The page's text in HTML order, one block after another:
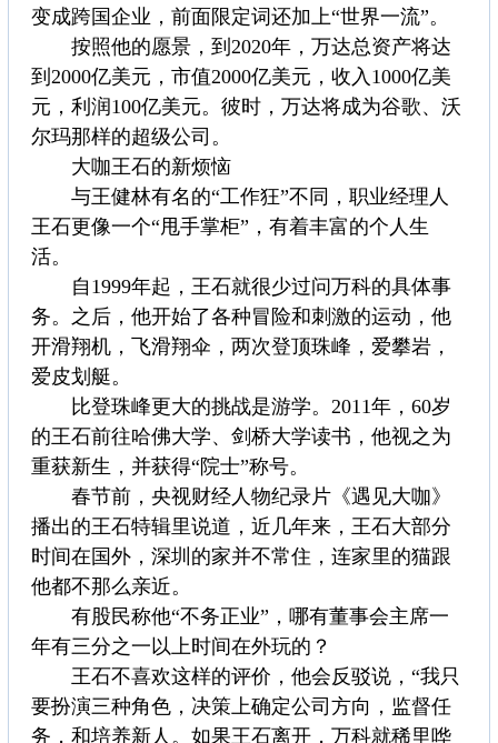
变成跨国企业，前面限定词还加上“世界一流”。
按照他的愿景，到2020年，万达总资产将达
到2000亿美元，市值2000亿美元，收入1000亿美
元，利润100亿美元。彼时，万达将成为谷歌、沃
尔玛那样的超级公司。
大咖王石的新烦恼
与王健林有名的“工作狂”不同，职业经理人
王石更像一个“甩手掌柜”，有着丰富的个人生
活。
自1999年起，王石就很少过问万科的具体事
务。之后，他开始了各种冒险和刺激的运动，他
开滑翔机，飞滑翔伞，两次登顶珠峰，爱攀岩，
爱皮划艇。
比登珠峰更大的挑战是游学。2011年，60岁
的王石前往哈佛大学、剑桥大学读书，他视之为
重获新生，并获得“院士”称号。
春节前，央视财经人物纪录片《遇见大咖》
播出的王石特辑里说道，近几年来，王石大部分
时间在国外，深圳的家并不常住，连家里的猫跟
他都不那么亲近。
有股民称他“不务正业”，哪有董事会主席一
年有三分之一以上时间在外玩的？
王石不喜欢这样的评价，他会反驳说，“我只
要扮演三种角色，决策上确定公司方向，监督任
务，和培养新人。如果王石离开，万科就稀里哗